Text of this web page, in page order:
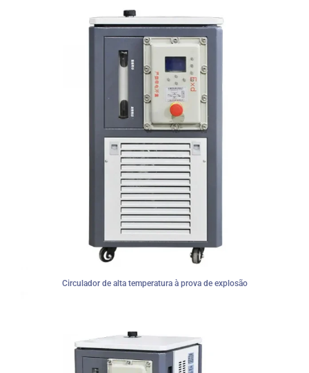
Circulador de alta temperatura à prova de explosão